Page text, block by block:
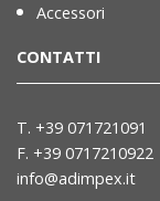
Accessori
CONTATTI
T. +39 071721091
F. +39 0717210922
info@adimpex.it